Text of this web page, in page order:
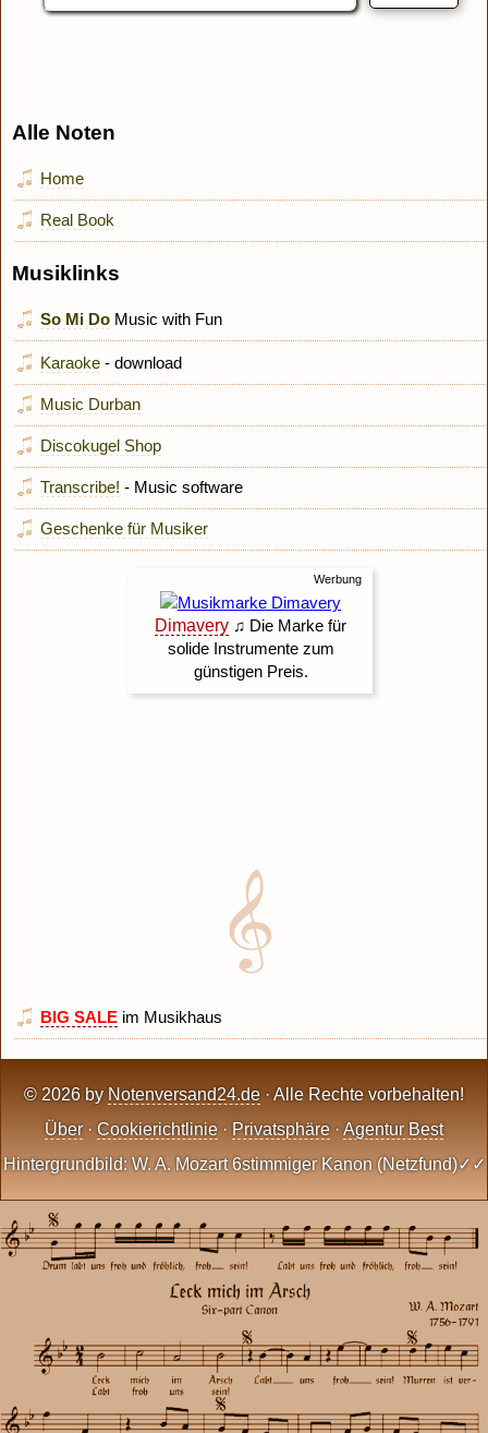
Alle Noten
Home
Real Book
Musiklinks
So Mi Do Music with Fun
Karaoke - download
Music Durban
Discokugel Shop
Transcribe! - Music software
Geschenke für Musiker
BIG SALE im Musikhaus
© 2026 by Notenversand24.de · Alle Rechte vorbehalten!
Über · Cookierichtlinie · Privatsphäre · Agentur Best
Hintergrundbild: W. A. Mozart 6stimmiger Kanon (Netzfund)✓✓